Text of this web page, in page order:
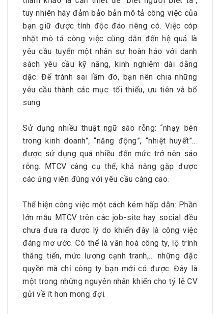
tuy nhiên hãy đảm bảo bản mô tả công việc của
bạn giữ được tính độc đáo riêng có. Việc cóp
nhặt mô tả công việc cũng dẫn đến hệ quả là
yêu cầu tuyển một nhân sự hoàn hảo với danh
sách yêu cầu kỹ năng, kinh nghiệm dài dằng
dặc. Để tránh sai lầm đó, bạn nên chia những
yêu cầu thành các mục: tối thiểu, ưu tiên và bổ
sung.
Sử dụng nhiều thuật ngữ sáo rỗng: “nhạy bén
trong kinh doanh”, “năng động”, “nhiệt huyết”…
được sử dụng quá nhiều đến mức trở nên sáo
rỗng. MTCV càng cụ thể, khả năng gặp được
các ứng viên đúng với yêu cầu càng cao.
Thể hiện công việc một cách kém hấp dẫn: Phần
lớn mẫu MTCV trên các job-site hay social đều
chưa đưa ra được lý do khiến đây là công việc
đáng mơ ước. Có thể là văn hoá công ty, lộ trình
thăng tiến, mức lương cạnh tranh,… những đặc
quyền mà chỉ công ty bạn mới có được. Đây là
một trong những nguyên nhân khiến cho tỷ lệ CV
gửi về ít hơn mong đợi.